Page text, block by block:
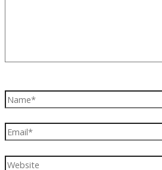
Name*
Email*
Website